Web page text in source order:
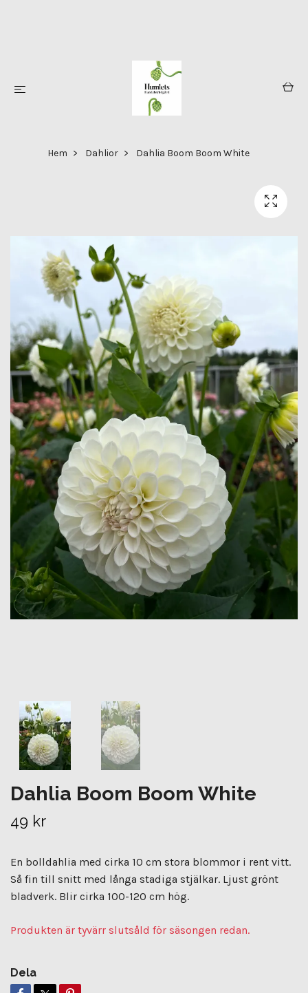
Hem Dahlior Dahlia Boom Boom White
Dahlia Boom Boom White
49 kr
En bolldahlia med cirka 10 cm stora blommor i rent vitt.
Så fin till snitt med långa stadiga stjälkar. Ljust grönt
bladverk. Blir cirka 100-120 cm hög.
Produkten är tyvärr slutsåld för säsongen redan.
Dela